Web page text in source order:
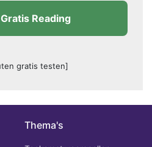
Reading
gratis testen]
Thema's